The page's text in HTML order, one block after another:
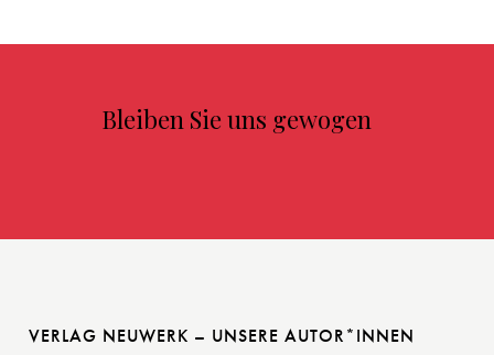
Bleiben Sie uns gewogen
VERLAG NEUWERK – UNSERE AUTOR*INNEN